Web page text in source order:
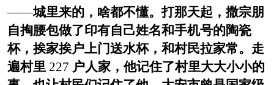
——城里来的，啥都不懂。打那天起，撒宗朋
自掏腰包做了印有自己姓名和手机号的陶瓷
杯，挨家挨户上门送水杯，和村民拉家常。走
遍村里 227 户人家，他记住了村里大大小小的